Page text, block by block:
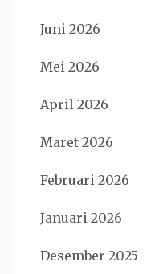
Juni 2026
Mei 2026
April 2026
Maret 2026
Februari 2026
Januari 2026
Desember 2025